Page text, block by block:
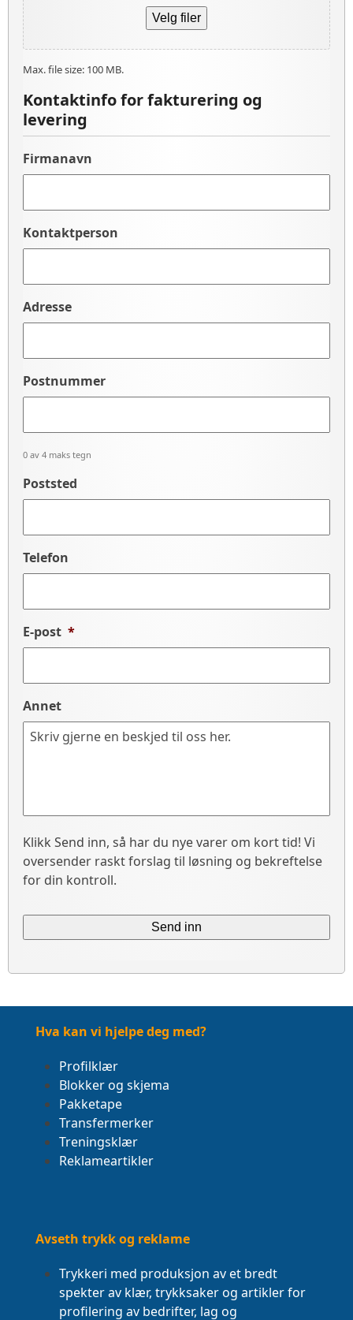
Velg filer
Max. file size: 100 MB.
Kontaktinfo for fakturering og
levering
Firmanavn
Kontaktperson
Adresse
Postnummer
0 av 4 maks tegn
Poststed
Telefon
E-post *
Annet
Klikk Send inn, så har du nye varer om kort tid! Vi
oversender raskt forslag til løsning og bekreftelse
for din kontroll.
Hva kan vi hjelpe deg med?
Profilklær
Blokker og skjema
Pakketape
Transfermerker
Treningsklær
Reklameartikler
Avseth trykk og reklame
Trykkeri med produksjon av et bredt
spekter av klær, trykksaker og artikler for
profilering av bedrifter, lag og